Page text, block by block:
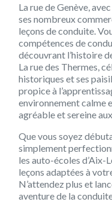
La rue de Genève,
ses nombreux
leçons de conduite.
compétences de
découvrant l’histoire
La rue des Thermes,
historiques et ses
propice à
environnement calme
agréable et sereine
Que vous soyez
simplement
les auto-écoles d’Aix-
leçons adaptées à
N’attendez plus et
aventure de la